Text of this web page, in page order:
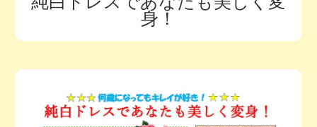
チームの紹介
活動報告ブログ
今月の予定
身！